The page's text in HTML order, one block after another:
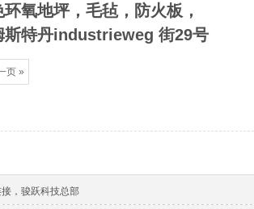
氧地坪，毛毡，防火板，
斯特丹industrieweg 街29号
页 »
，骏跃科技总部